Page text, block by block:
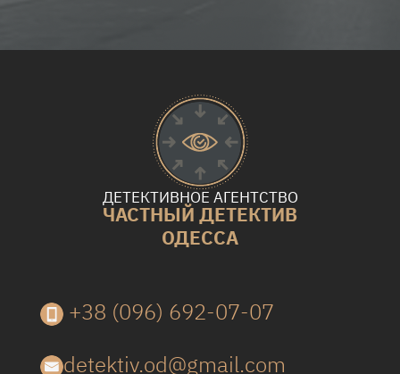
ДЕТЕКТИВНОЕ АГЕНТСТВО
ЧАСТНЫЙ ДЕТЕКТИВ
ОДЕССА
+38 (096) 692-07-07
detektiv.od@gmail.com